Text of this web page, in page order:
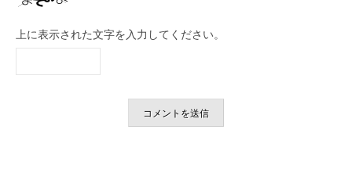
上に表示された文字を入力してください。